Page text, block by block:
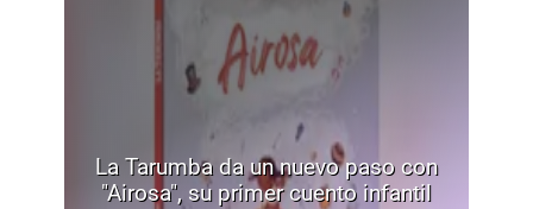
La Tarumba da un nuevo paso con
"Airosa", su primer cuento infantil